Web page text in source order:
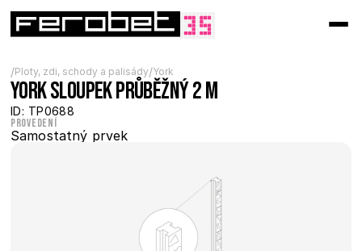
/Ploty, zdi, schody a palisády/York
York sloupek průběžný 2 m
ID: TP0688
Provedení
Samostatný prvek